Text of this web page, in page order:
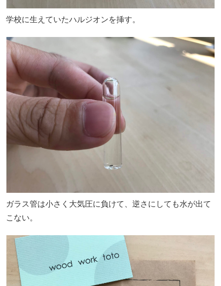
学校に生えていたハルジオンを挿す。
ガラス管は小さく大気圧に負けて、逆さにしても水が出て
こない。